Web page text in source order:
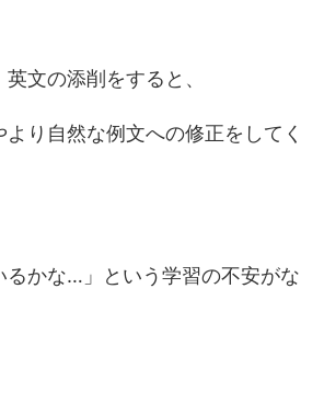
文の添削をすると、
り自然な例文への修正をしてく
るかな…」という学習の不安がな